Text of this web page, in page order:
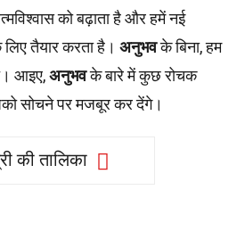
को बढ़ाता है और हमें नई
तैयार करता है। अनुभवके बिना, हम
आइए,अनुभवके बारे में कुछ रोचक
सोचने पर मजबूर कर देंगे।
की तालिका